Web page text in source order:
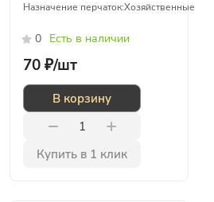
Назначение перчаток:Хозяйственные
0 Есть в наличии
70 ₽/шт
В корзину
Купить в 1 клик